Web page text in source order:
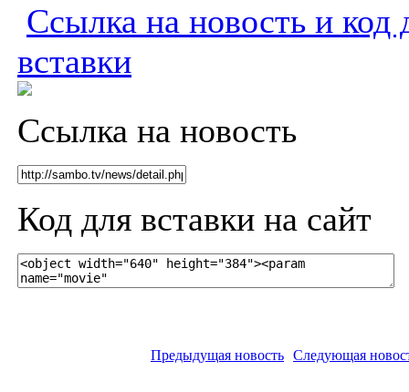
Ссылка на новость и код
вставки
Ссылка на новость
Код для вставки на сайт
Предыдущая новость Следующая